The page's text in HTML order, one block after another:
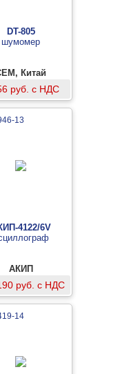
DT-805
шумомер
Китай
руб. с НДС
4122/6V
АКИП
руб. с НДС